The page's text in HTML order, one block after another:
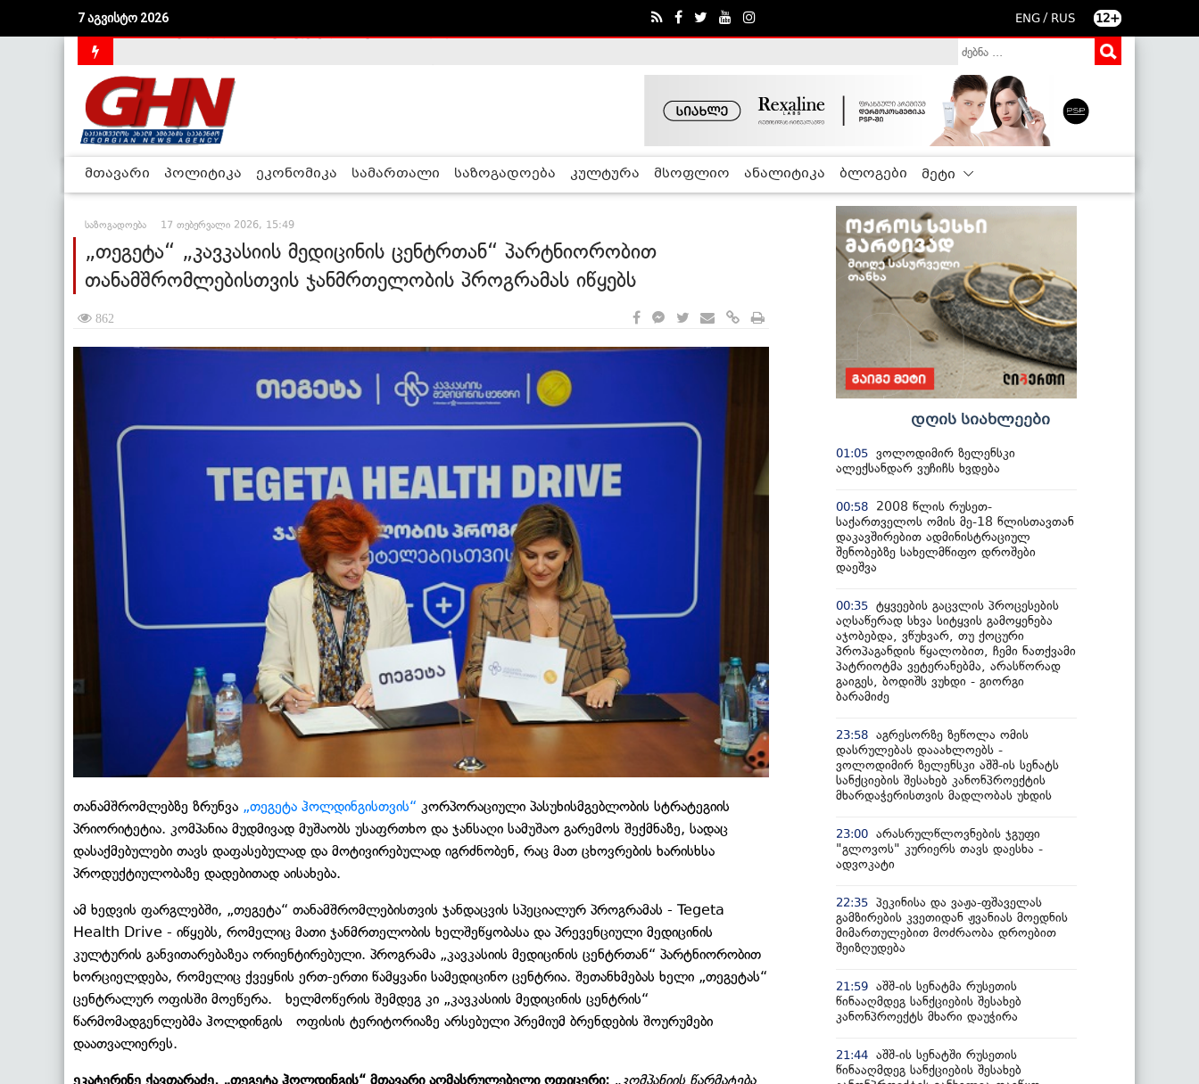
7 აგვისტო 2026 ENG / RUS 12+
მთავარი პოლიტიკა ეკონომიკა სამართალი საზოგადოება კულტურა მსოფლიო ანალიტიკა ბლოგები მეტი
საზოგადოება 17 თებერვალი 2026, 15:49
„თეგეტა“ „კავკასიის მედიცინის ცენტრთან“ პარტნიორობით
თანამშრომლებისთვის ჯანმრთელობის პროგრამას იწყებს
862
თანამშრომლებზე ზრუნვა „თეგეტა ჰოლდინგისთვის“ კორპორაციული პასუხისმგებლობის სტრატეგიის
პრიორიტეტია. კომპანია მუდმივად მუშაობს უსაფრთხო და ჯანსაღი სამუშაო გარემოს შექმნაზე, სადაც
დასაქმებულები თავს დაფასებულად და მოტივირებულად იგრძნობენ, რაც მათ ცხოვრების ხარისხსა
პროდუქტიულობაზე დადებითად აისახება.
ამ ხედვის ფარგლებში, „თეგეტა“ თანამშრომლებისთვის ჯანდაცვის სპეციალურ პროგრამას - Tegeta
Health Drive - იწყებს, რომელიც მათი ჯანმრთელობის ხელშეწყობასა და პრევენციული მედიცინის
კულტურის განვითარებაზეა ორიენტირებული. პროგრამა „კავკასიის მედიცინის ცენტრთან“ პარტნიორობით
ხორციელდება, რომელიც ქვეყნის ერთ-ერთი წამყვანი სამედიცინო ცენტრია. შეთანხმებას ხელი „თეგეტას“
ცენტრალურ ოფისში მოეწერა. ხელმოწერის შემდეგ კი „კავკასიის მედიცინის ცენტრის“
წარმომადგენლებმა ჰოლდინგის ოფისის ტერიტორიაზე არსებული პრემიუმ ბრენდების შოურუმები
დაათვალიერეს.
ეკატერინე ქავთარაძე, „თეგეტა ჰოლდინგის“ მთავარი აღმასრულებელი ოფიცერი: „კომპანიის წარმატება
დღის სიახლეები
01:05 ვოლოდიმირ ზელენსკი
ალექსანდარ ვუჩიჩს ხვდება
00:58
2008 წლის რუსეთ-
საქართველოს ომის მე-18 წლისთავთან
დაკავშირებით ადმინისტრაციულ
შენობებზე სახელმწიფო დროშები
დაეშვა
00:35 ტყვეების გაცვლის პროცესების
აღსაწერად სხვა სიტყვის გამოყენება
აჯობებდა, ვწუხვარ, თუ ქოცური
პროპაგანდის წყალობით, ჩემი ნათქვამი
პატრიოტმა ვეტერანებმა, არასწორად
გაიგეს, ბოდიშს ვუხდი - გიორგი
ბარამიძე
23:58 აგრესორზე ზეწოლა ომის
დასრულებას დააახლოებს -
ვოლოდიმირ ზელენსკი აშშ-ის სენატს
სანქციების შესახებ კანონპროექტის
მხარდაჭერისთვის მადლობას უხდის
23:00 არასრულწლოვნების ჯგუფი
"გლოვოს" კურიერს თავს დაესხა -
ადვოკატი
22:35 პეკინისა და ვაჟა-ფშაველას
გამზირების კვეთიდან ჟვანიას მოედნის
მიმართულებით მოძრაობა დროებით
შეიზღუდება
21:59 აშშ-ის სენატმა რუსეთის
წინააღმდეგ სანქციების შესახებ
კანონპროექტს მხარი დაუჭირა
21:44 აშშ-ის სენატში რუსეთის
წინააღმდეგ სანქციების შესახებ